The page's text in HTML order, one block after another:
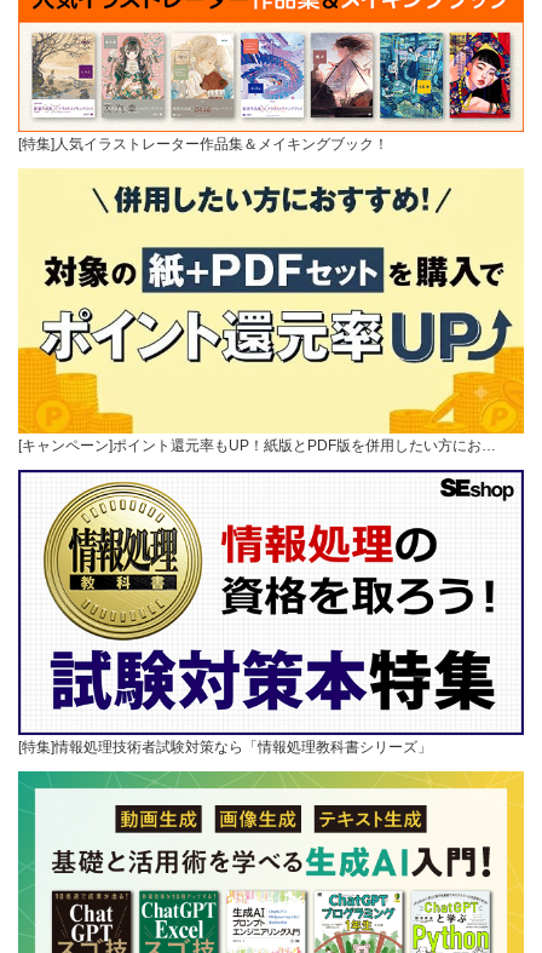
[特集]人気イラストレーター作品集＆メイキングブック！
[キャンペーン]ポイント還元率もUP！紙版とPDF版を併用したい方にお…
[特集]情報処理技術者試験対策なら「情報処理教科書シリーズ」